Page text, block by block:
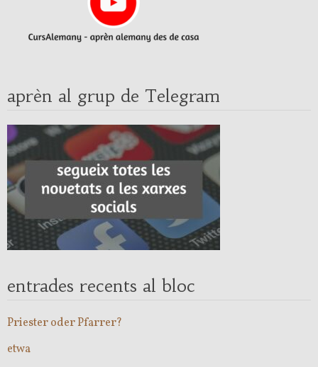
aprèn al grup de Telegram
entrades recents al bloc
Priester oder Pfarrer?
etwa